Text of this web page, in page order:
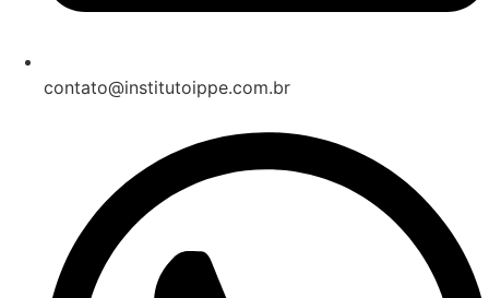
contato@institutoippe.com.br